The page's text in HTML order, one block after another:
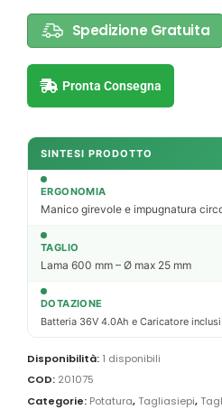
Spedizione Gratuita
Pronta Consegna
SINTESI PRODOTTO
ERGONOMIA
Manico girevole e impugnatura
TAGLIO
Lama 600 mm – Ø max 25 mm
DOTAZIONE
Batteria 36V 4.0Ah e Caricatore inclusi
Disponibilità: 1 disponibili
COD: 201075
Categorie: Potatura,Tagliasiepi,